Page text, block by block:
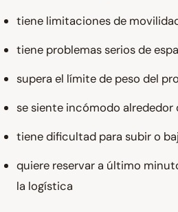
tiene limitaciones de
tiene problemas serios de
supera el límite de peso del
se siente incómodo alrededor
tiene dificultad para subir o
quiere reservar a último
la logística